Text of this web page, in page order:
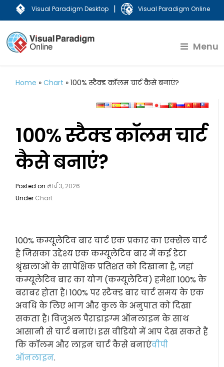
Visual Paradigm Desktop | Visual Paradigm Online
Menu
Home »Chart »100% स्टैक्ड कॉलम चार्ट कैसे बनाएं?
100% स्टैक्ड कॉलम चार्ट
कैसे बनाएं?
Posted onमार्च 3, 2026
Under Chart
100% कम्यूलेटिव बार चार्ट एक प्रकार का एक्सेल चार्ट
है जिसका उद्देश्य एक कम्यूलेटिव बार में कई डेटा
श्रृंखलाओं के सापेक्षिक प्रतिशत को दिखाना है, जहां
कम्यूलेटिव बार का योग (कम्यूलेटिव) हमेशा 100% के
बराबर होता है। 100% पर स्टैक्ड बार चार्ट समय के एक
अवधि के लिए भाग और कुल के अनुपात को दिखा
सकता है। विजुअल पैराडाइग्म ऑनलाइन के साथ
आसानी से चार्ट बनाएं। इस वीडियो में आप देख सकते हैं
कि कॉलम और लाइन चार्ट कैसे बनाएंवीपी
ऑनलाइन.